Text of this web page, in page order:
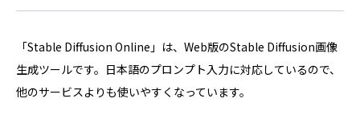
「Stable Diffusion Online」は、Web版のStable Diffusion画像
生成ツールです。日本語のプロンプト入力に対応しているので、
他のサービスよりも使いやすくなっています。